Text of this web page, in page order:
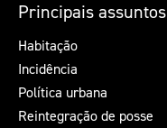
Principais assuntos
Habitação
Incidência
Política urbana
Reintegração de posse